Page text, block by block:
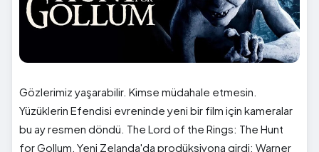
Gözlerimiz yaşarabilir. Kimse müdahale etmesin.
Yüzüklerin Efendisi evreninde yeni bir film için kameralar
bu ay resmen döndü. The Lord of the Rings: The Hunt
for Gollum, Yeni Zelanda'da prodüksiyona girdi; Warner